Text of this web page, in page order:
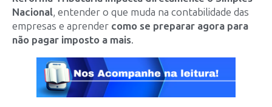
Nacional, entender o que muda na contabilidade das
empresas e aprender como se preparar agora para
não pagar imposto a mais.